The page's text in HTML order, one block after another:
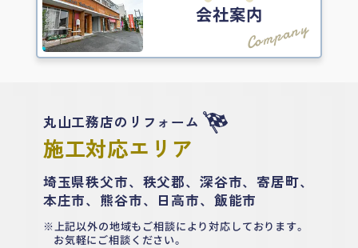
会社案内
Company
丸山工務店のリフォーム
施工対応エリア
埼玉県秩父市、秩父郡、深谷市、寄居町、
本庄市、熊谷市、日高市、飯能市
上記以外の地域もご相談により対応しております。
お気軽にご相談ください。